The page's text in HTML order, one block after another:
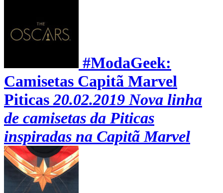
#ModaGeek:
Camisetas Capitã Marvel
Piticas 20.02.2019 Nova linha
de camisetas da Piticas
inspiradas na Capitã Marvel